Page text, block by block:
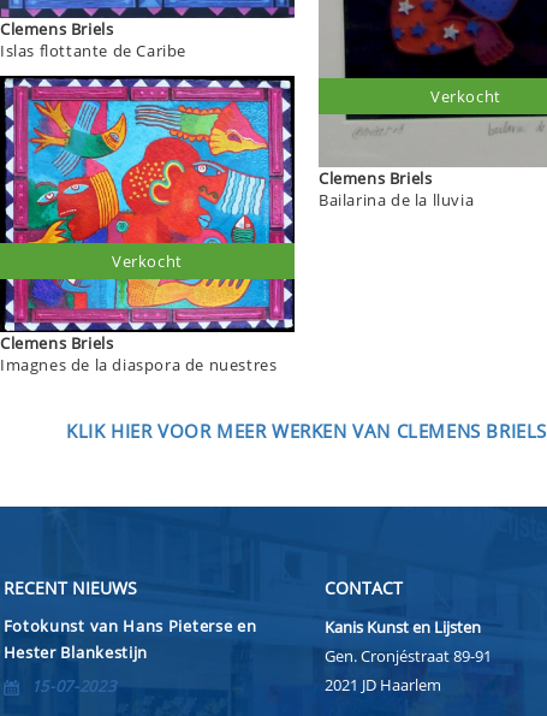
Clemens Briels
Islas flottante de Caribe
Clemens Briels
Imagnes de la diaspora de nuestres
Verkocht
Clemens Briels
Bailarina de la lluvia
Verkocht
KLIK HIER VOOR MEER WERKEN VAN CLEMENS BRIELS
RECENT NIEUWS
Fotokunst van Hans Pieterse en
Hester Blankestijn
15-07-2023
CONTACT
Kanis Kunst en Lijsten
Gen. Cronjéstraat 89-91
2021 JD Haarlem